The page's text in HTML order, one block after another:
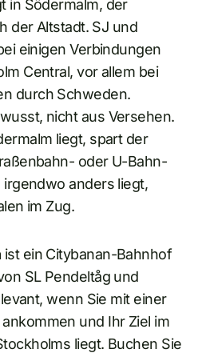
in Södermalm, der
der Altstadt. SJ und
einigen Verbindungen
Central, vor allem bei
durch Schweden.
nicht aus Versehen.
liegt, spart der
oder U-Bahn-
irgendwo anders liegt,
im Zug.
ist ein Citybanan-Bahnhof
SL Pendeltåg und
wenn Sie mit einer
und Ihr Ziel im
liegt. Buchen Sie